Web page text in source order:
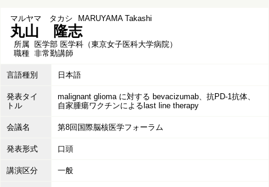
マルヤマ タカシ MARUYAMA Takashi
丸山 隆志
所属 医学部 医学科（東京女子医科大学病院）
職種 非常勤講師
言語種別 日本語
発表タイ
トル
malignant glioma に対する bevacizumab、抗PD-1抗体、
自家腫瘍ワクチンによるlast line therapy
会議名 第8回国際脳核医学フォーラム
発表形式 口頭
講演区分 一般